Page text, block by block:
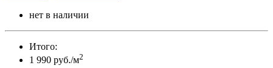
нет в наличии
Итого:
1 990 руб./м2